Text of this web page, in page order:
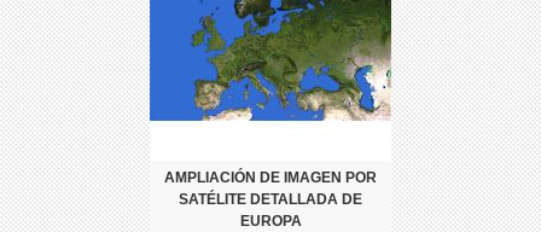
AMPLIACIÓN DE IMAGEN POR
SATÉLITE DETALLADA DE
EUROPA